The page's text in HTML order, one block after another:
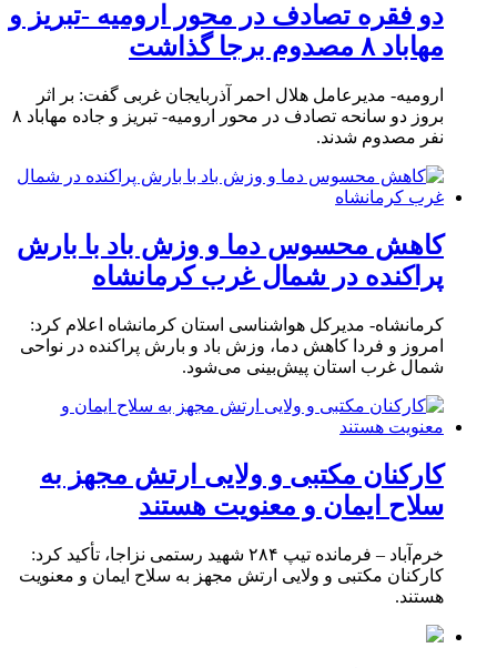
دو فقره تصادف در محور ارومیه -تبریز و
مهاباد ۸ مصدوم برجا گذاشت
ارومیه- مدیرعامل هلال احمر آذربایجان غربی گفت: بر اثر
بروز دو سانحه تصادف در محور ارومیه- تبریز و جاده مهاباد ۸
نفر مصدوم شدند.
کاهش محسوس دما و وزش باد با بارش
پراکنده در شمال غرب کرمانشاه
کرمانشاه- مدیرکل هواشناسی استان کرمانشاه اعلام کرد:
امروز و فردا کاهش دما، وزش باد و بارش پراکنده در نواحی
شمال غرب استان پیش‌بینی می‌شود.
کارکنان مکتبی و ولایی ارتش مجهز به
سلاح ایمان و معنویت هستند
خرم‌آباد – فرمانده تیپ ۲۸۴ شهید رستمی نزاجا، تأکید کرد:
کارکنان مکتبی و ولایی ارتش مجهز به سلاح ایمان و معنویت
هستند.